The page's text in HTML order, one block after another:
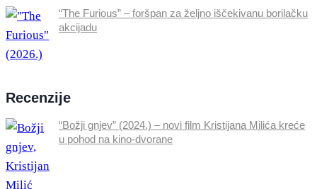
“The Furious” – foršpan za željno iščekivanu borilačku
akcijadu
Recenzije
“Božji gnjev” (2024.) – novi film Kristijana Milića kreće
u pohod na kino-dvorane